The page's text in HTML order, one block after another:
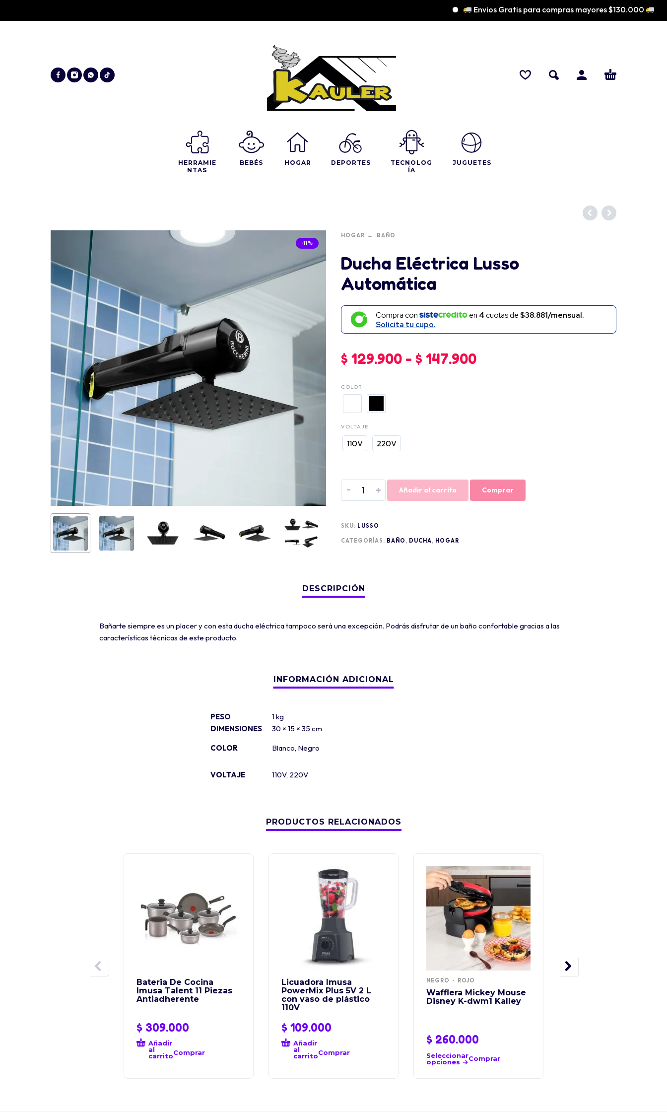
Envios Gratis para compras mayores $130.000
HERRAMIE
NTAS
BEBÉS HOGAR DEPORTES
TECNOLOG
ÍA
JUGUETES
-11%
HOGAR BAÑO
Ducha Eléctrica Lusso
Automática
Compra con en 4 cuotas de $38.881/mensual.
Solicita tu cupo.
$ 129.900 - $ 147.900
COLOR
VOLTAJE
110V 220V
- + Añadir al carrito Comprar
SKU: LUSSO
CATEGORÍAS: BAÑO , DUCHA, HOGAR
Bañarte siempre es un placer y con esta ducha eléctrica tampoco será una excepción. Podrás disfrutar de un baño confortable gracias a las
características técnicas de este producto.
PESO
1 kg
DIMENSIONES
30 × 15 × 35 cm
COLOR Blanco, Negro
VOLTAJE 110V, 220V
PRODUCTOS RELACIONADOS
Bateria De Cocina
Imusa Talent 11 Piezas
Antiadherente
$ 309.000
Añadir
al
carritoComprar
Licuadora Imusa
PowerMix Plus 5V 2 L
con vaso de plástico
110V
$ 109.000
Añadir
al
carritoComprar
NEGRO ROJO
Wafflera Mickey Mouse
Disney K-dwm1 Kalley
$ 260.000
Seleccionar
opciones
Comprar